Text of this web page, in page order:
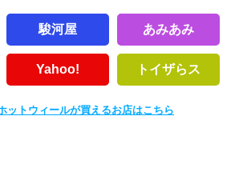
駿河屋 あみあみ
Yahoo! トイザらス
ットウィールが買えるお店はこちら